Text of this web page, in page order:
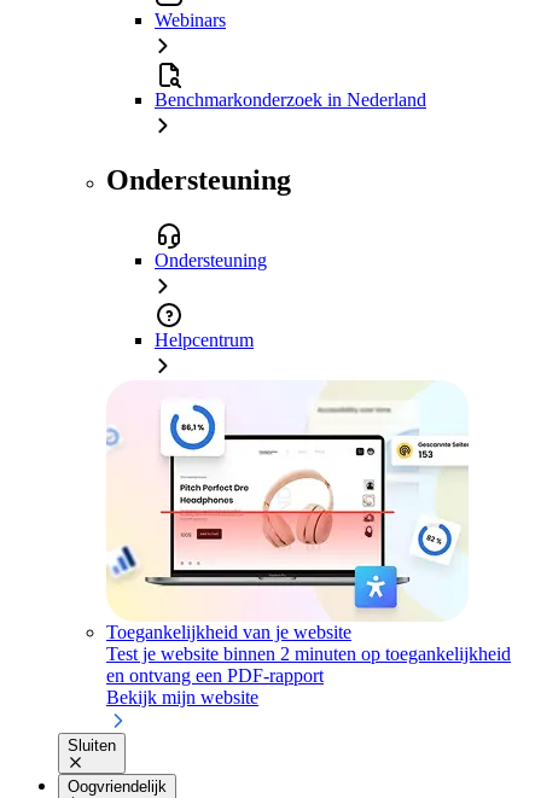
Webinars
Benchmarkonderzoek in Nederland
Ondersteuning
Ondersteuning
Helpcentrum
Toegankelijkheid van je website
Test je website binnen 2 minuten op toegankelijkheid
en ontvang een PDF-rapport
Bekijk mijn website
Sluiten
Oogvriendelijk